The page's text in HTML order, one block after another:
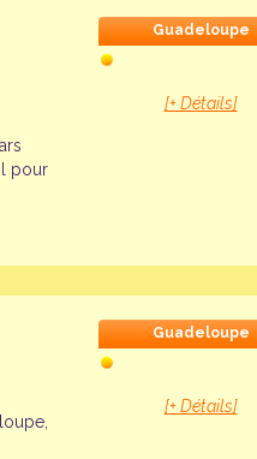
pour
Guadeloupe
[+ Détails]
Guadeloupe
[+ Détails]